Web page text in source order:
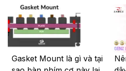
Gasket Mount là gì và tại